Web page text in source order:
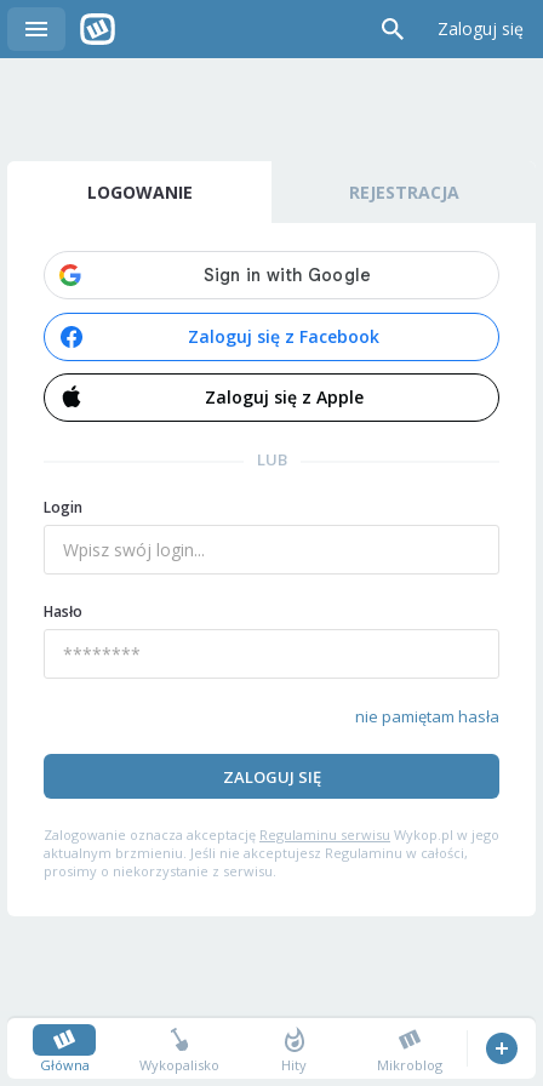
Zaloguj się
LOGOWANIE REJESTRACJA
Zaloguj się z Facebook
Zaloguj się z Apple
LUB
Login
Hasło
nie pamiętam hasła
ZALOGUJ SIĘ
Zalogowanie oznacza akceptację Regulaminu serwisu Wykop.pl w jego
aktualnym brzmieniu. Jeśli nie akceptujesz Regulaminu w całości,
prosimy o niekorzystanie z serwisu.
Główna Wykopalisko Hity Mikroblog